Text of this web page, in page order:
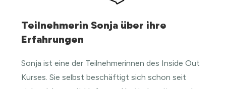
Teilnehmerin Sonja über ihre
Erfahrungen
Sonja ist eine der Teilnehmerinnen des Inside Out
Kurses. Sie selbst beschäftigt sich schon seit